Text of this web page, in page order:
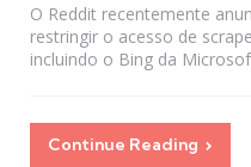
O Reddit recentemente
restringir o acesso de
incluindo o Bing da
Continue Reading